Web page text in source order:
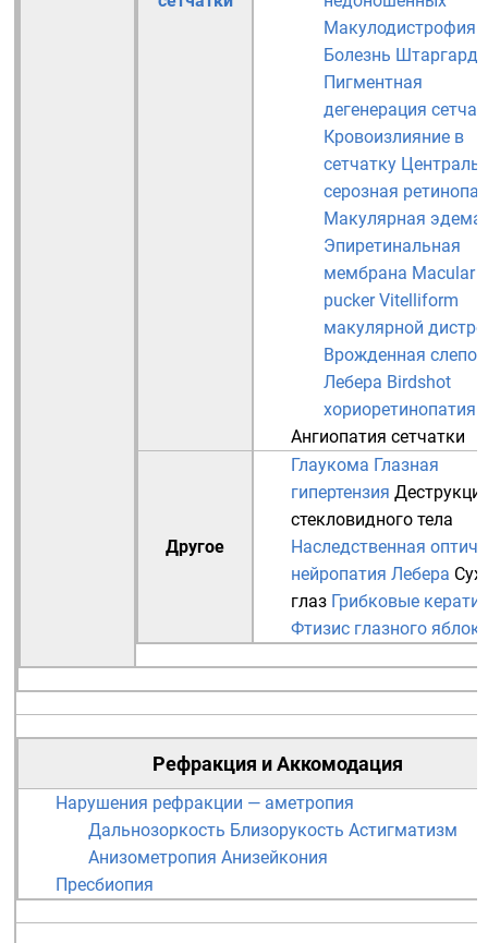
Макулодистрофия
Болезнь
Пигментная
дегенерация
Кровоизлияние в
сетчатку
серозная
Макулярная эдема
Эпиретинальная
мембрана Macular
pucker Vitelliform
макулярной
Врожденная
Лебера Birdshot
хориоретинопатия
Ангиопатия сетчатки
Другое
Глаукома Глазная
гипертензия
стекловидного тела
Наследственная
нейропатия Лебера
глаз Грибковые
Фтизис глазного
Рефракция иАккомодация
Нарушения рефракции — аметропия
Дальнозоркость Близорукость Астигматизм
Анизометропия Анизейкония
Пресбиопия